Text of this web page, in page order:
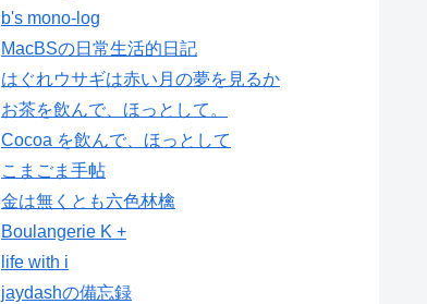
b's mono-log
MacBSの日常生活的日記
はぐれウサギは赤い月の夢を見るか
お茶を飲んで、ほっとして。
Cocoa を飲んで、ほっとして
こまごま手帖
金は無くとも六色林檎
Boulangerie K +
life with i
jaydashの備忘録